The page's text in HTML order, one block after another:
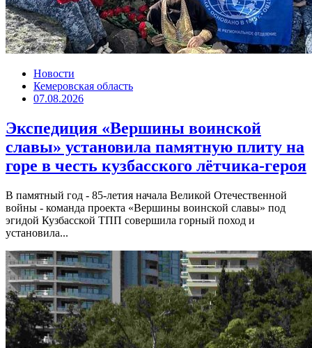
Новости
Кемеровская область
07.08.2026
Экспедиция «Вершины воинской
славы» установила памятную плиту на
горе в честь кузбасского лётчика-героя
В памятный год - 85-летия начала Великой Отечественной
войны - команда проекта «Вершины воинской славы» под
эгидой Кузбасской ТПП совершила горный поход и
установила...